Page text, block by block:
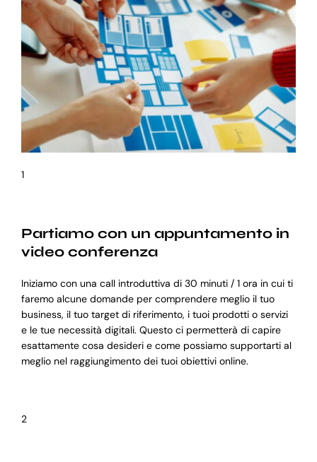
1
Partiamo con un appuntamento in
video conferenza
Iniziamo con una call introduttiva di 30 minuti / 1 ora in cui ti
faremo alcune domande per comprendere meglio il tuo
business, il tuo target di riferimento, i tuoi prodotti o servizi
e le tue necessità digitali. Questo ci permetterà di capire
esattamente cosa desideri e come possiamo supportarti al
meglio nel raggiungimento dei tuoi obiettivi online.
2